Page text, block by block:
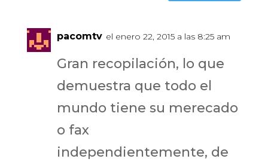
pacomtv el enero 22, 2015 a las 8:25 am
Gran recopilación, lo que
demuestra que todo el
mundo tiene su merecado
o fax
independientemente, de